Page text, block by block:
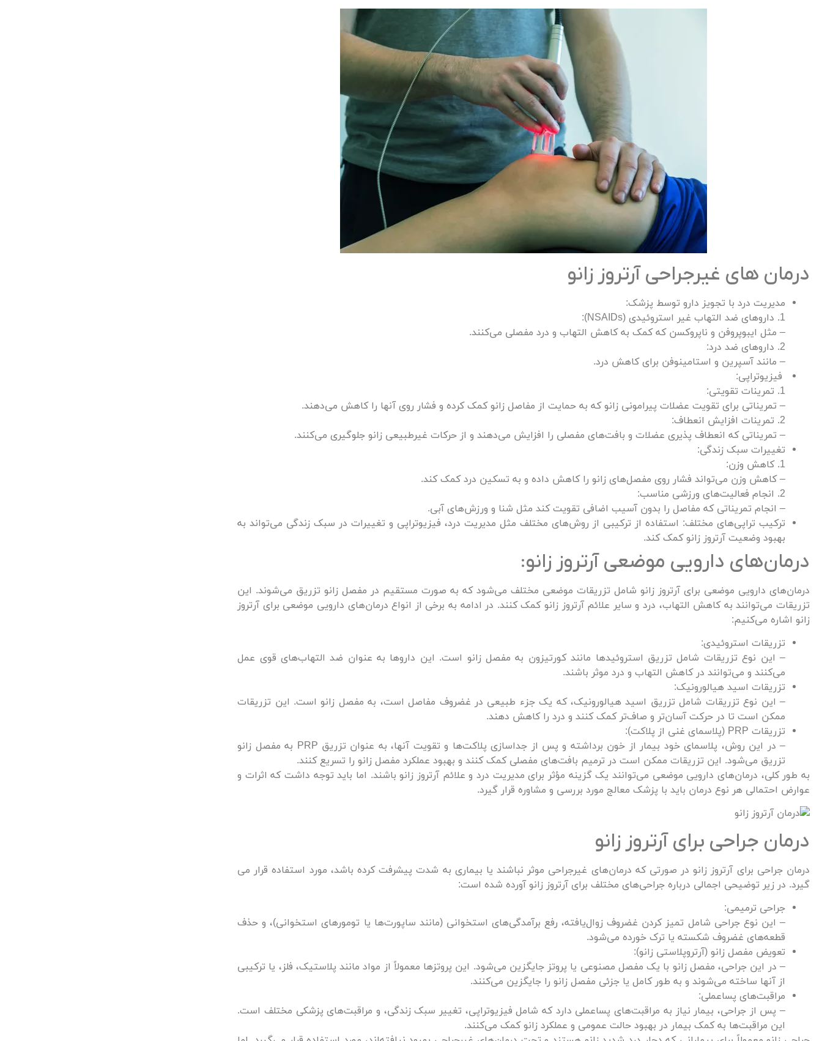
درمان های غیرجراحی آرتروز زانو
مدیریت درد با تجویز دارو توسط پزشک:
1. داروهای ضد التهاب غیر استروئیدی (NSAIDs):
– مثل ایبوپروفن و ناپروکسن که کمک به کاهش التهاب و درد مفصلی می‌کنند.
2. داروهای ضد درد:
– مانند آسپرین و استامینوفن برای کاهش درد.
فیزیوتراپی:
1. تمرینات تقویتی:
– تمریناتی برای تقویت عضلات پیرامونی زانو که به حمایت از مفاصل زانو کمک کرده و فشار روی آنها را کاهش می‌دهند.
2. تمرینات افزایش انعطاف:
– تمریناتی که انعطاف پذیری عضلات و بافت‌های مفصلی را افزایش می‌دهند و از حرکات غیرطبیعی زانو جلوگیری می‌کنند.
تغییرات سبک زندگی:
1. کاهش وزن:
– کاهش وزن می‌تواند فشار روی مفصل‌های زانو را کاهش داده و به تسکین درد کمک کند.
2. انجام فعالیت‌های ورزشی مناسب:
– انجام تمریناتی که مفاصل را بدون آسیب اضافی تقویت کند مثل شنا و ورزش‌های آبی.
ترکیب تراپی‌های مختلف: استفاده از ترکیبی از روش‌های مختلف مثل مدیریت درد، فیزیوتراپی و تغییرات در سبک زندگی می‌تواند به
بهبود وضعیت آرتروز زانو کمک کند.
درمان‌های دارویی موضعی آرتروز زانو:
درمان‌های دارویی موضعی برای آرتروز زانو شامل تزریقات موضعی مختلف می‌شود که به صورت مستقیم در مفصل زانو تزریق می‌شوند. این
تزریقات می‌توانند به کاهش التهاب، درد و سایر علائم آرتروز زانو کمک کنند. در ادامه به برخی از انواع درمان‌های دارویی موضعی برای آرتروز
زانو اشاره می‌کنیم:
تزریقات استروئیدی:
– این نوع تزریقات شامل تزریق استروئیدها مانند کورتیزون به مفصل زانو است. این داروها به عنوان ضد التهاب‌های قوی عمل
می‌کنند و می‌توانند در کاهش التهاب و درد موثر باشند.
تزریقات اسید هیالورونیک:
– این نوع تزریقات شامل تزریق اسید هیالورونیک، که یک جزء طبیعی در غضروف مفاصل است، به مفصل زانو است. این تزریقات
ممکن است تا در حرکت آسان‌تر و صاف‌تر کمک کنند و درد را کاهش دهند.
تزریقات PRP (پلاسمای غنی از پلاکت):
– در این روش، پلاسمای خود بیمار از خون برداشته و پس از جداسازی پلاکت‌ها و تقویت آنها، به عنوان تزریق PRP به مفصل زانو
تزریق می‌شود. این تزریقات ممکن است در ترمیم بافت‌های مفصلی کمک کنند و بهبود عملکرد مفصل زانو را تسریع کنند.
به طور کلی، درمان‌های دارویی موضعی می‌توانند یک گزینه مؤثر برای مدیریت درد و علائم آرتروز زانو باشند. اما باید توجه داشت که اثرات و
عوارض احتمالی هر نوع درمان باید با پزشک معالج مورد بررسی و مشاوره قرار گیرد.
درمان جراحی برای آرتروز زانو
درمان جراحی برای آرتروز زانو در صورتی که درمان‌های غیرجراحی موثر نباشند یا بیماری به شدت پیشرفت کرده باشد، مورد استفاده قرار می
گیرد. در زیر توضیحی اجمالی درباره جراحی‌های مختلف برای آرتروز زانو آورده شده است:
جراحی ترمیمی:
– این نوع جراحی شامل تمیز کردن غضروف زوال‌یافته، رفع برآمدگی‌های استخوانی (مانند ساپورت‌ها یا تومورهای استخوانی)، و حذف
قطعه‌های غضروف شکسته یا ترک خورده می‌شود.
تعویض مفصل زانو (آرتروپلاستی زانو):
– در این جراحی، مفصل زانو با یک مفصل مصنوعی یا پروتز جایگزین می‌شود. این پروتزها معمولاً از مواد مانند پلاستیک، فلز، یا ترکیبی
از آنها ساخته می‌شوند و به طور کامل یا جزئی مفصل زانو را جایگزین می‌کنند.
مراقبت‌های پساعملی:
– پس از جراحی، بیمار نیاز به مراقبت‌های پساعملی دارد که شامل فیزیوتراپی، تغییر سبک زندگی، و مراقبت‌های پزشکی مختلف است.
این مراقبت‌ها به کمک بیمار در بهبود حالت عمومی و عملکرد زانو کمک می‌کنند.